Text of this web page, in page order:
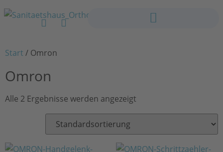
Start / Omron
Omron
Alle 2 Ergebnisse werden angezeigt